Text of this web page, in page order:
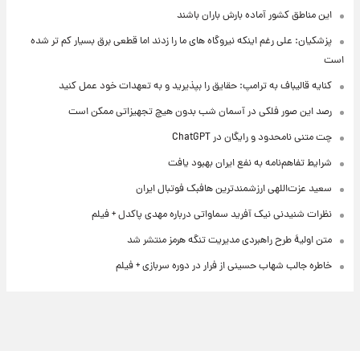
این مناطق کشور آماده بارش باران باشند
پزشکیان: علی رغم اینکه نیروگاه های ما را زدند اما قطعی برق بسیار کم تر شده
است
کنایه قالیباف به ترامپ: حقایق را بپذیرید و به تعهدات خود عمل کنید
رصد این صور فلکی در آسمان شب بدون هیچ تجهیزاتی ممکن است
چت متنی نامحدود و رایگان در ChatGPT
شرایط تفاهم‌نامه به نفع ایران بهبود یافت
سعید عزت‌اللهی ارزشمندترین هافبک فوتبال ایران
نظرات شنیدنی نیک آفرید سماواتی درباره مهدی پاکدل + فیلم
متن اولیۀ طرح راهبردی مدیریت تنگه هرمز منتشر شد
خاطره جالب شهاب حسینی از فرار در دوره سربازی + فیلم